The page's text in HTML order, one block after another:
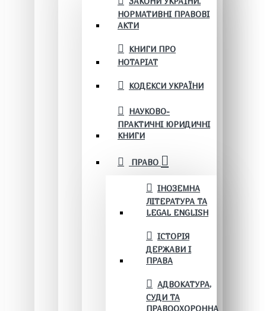
НОРМАТИВНІ ПРАВОВІ
АКТИ
КНИГИ ПРО
НОТАРІАТ
КОДЕКСИ УКРАЇНИ
НАУКОВО-
ПРАКТИЧНІ ЮРИДИЧНІ
КНИГИ
ПРАВО
ІНОЗЕМНА
ЛІТЕРАТУРА ТА
LEGAL ENGLISH
ІСТОРІЯ
ДЕРЖАВИ І
ПРАВА
АДВОКАТУРА,
СУДИ ТА
ПРАВООХОРОННА